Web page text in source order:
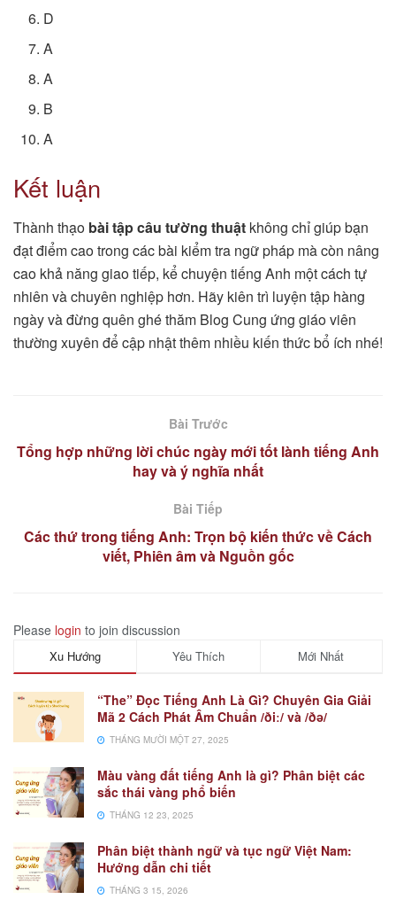
D
A
A
B
A
Kết luận
Thành thạo bài tập câu tường thuật không chỉ giúp bạn
đạt điểm cao trong các bài kiểm tra ngữ pháp mà còn nâng
cao khả năng giao tiếp, kể chuyện tiếng Anh một cách tự
nhiên và chuyên nghiệp hơn. Hãy kiên trì luyện tập hàng
ngày và đừng quên ghé thăm Blog Cung ứng giáo viên
thường xuyên để cập nhật thêm nhiều kiến thức bổ ích nhé!
Bài Trước
Tổng hợp những lời chúc ngày mới tốt lành tiếng Anh
hay và ý nghĩa nhất
Bài Tiếp
Các thứ trong tiếng Anh: Trọn bộ kiến thức về Cách
viết, Phiên âm và Nguồn gốc
Please login to join discussion
Xu Hướng Yêu Thích Mới Nhất
“The” Đọc Tiếng Anh Là Gì? Chuyên Gia Giải
Mã 2 Cách Phát Âm Chuẩn /ðiː/ và /ðə/
THÁNG MƯỜI MỘT 27, 2025
Màu vàng đất tiếng Anh là gì? Phân biệt các
sắc thái vàng phổ biến
THÁNG 12 23, 2025
Phân biệt thành ngữ và tục ngữ Việt Nam:
Hướng dẫn chi tiết
THÁNG 3 15, 2026